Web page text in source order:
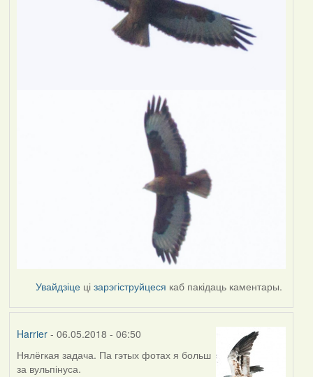
Увайдзіце цізарэгіструйцеся каб пакідаць каментары.
Harrier- 06.05.2018 - 06:50
Нялёгкая задача. Па гэтых фотах я больш
за вульпінуса.